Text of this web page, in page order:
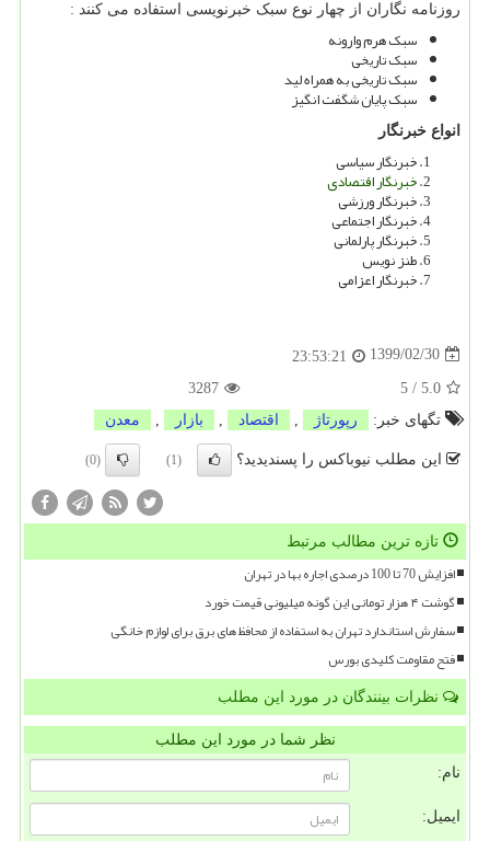
روزنامه نگاران از چهار نوع سبک خبرنویسی استفاده می کنند :
سبک هرم وارونه
سبک تاریخی
سبک تاریخی به همراه لید
سبک پایان شگفت انگیز
انواع خبرنگار
خبرنگار سیاسی
خبرنگار اقتصادی
خبرنگار ورزشی
خبرنگار اجتماعی
خبرنگار پارلمانی
طنز نویس
خبرنگار اعزامی
1399/02/30
23:53:21
5.0
/
5
3287
تگهای خبر:
رپورتاژ اقتصاد بازار معدن
این مطلب نیوباکس را پسندیدید؟ (1)
(0)
تازه ترین مطالب مرتبط
افزایش 70 تا 100 درصدی اجاره بها در تهران
گوشت ۴ هزار تومانی این گونه میلیونی قیمت خورد
سفارش استاندارد تهران به استفاده از محافظ های برق برای لوازم خانگی
فتح مقاومت کلیدی بورس
نظرات بینندگان در مورد این مطلب
نظر شما در مورد این مطلب
نام:
ایمیل: